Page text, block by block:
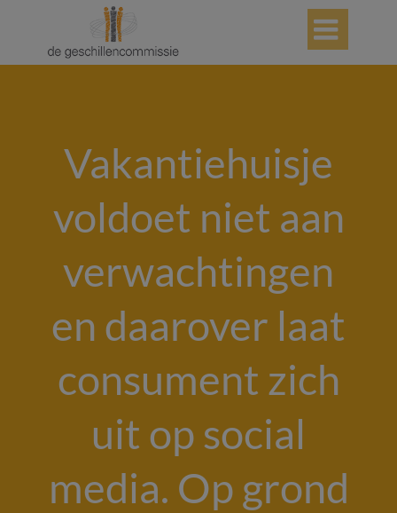

Vakantiehuisje
voldoet niet aan
verwachtingen
en daarover laat
consument zich
uit op social
media. Op grond